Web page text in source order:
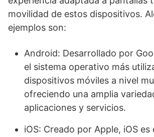
movilidad de estos dispositivos.
ejemplos son:
Android: Desarrollado por
el sistema operativo más
dispositivos móviles a nivel
ofreciendo una amplia
aplicaciones y servicios.
iOS: Creado por Apple, iOS es